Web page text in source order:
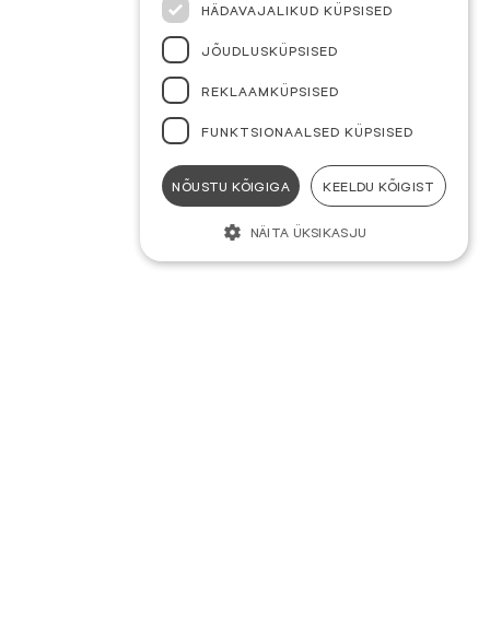
HÄDAVAJALIKUD KÜPSISED
JÕUDLUSKÜPSISED
REKLAAMKÜPSISED
FUNKTSIONAALSED KÜPSISED
NÕUSTU KÕIGIGA KEELDU KÕIGIST
NÄITA ÜKSIKASJU